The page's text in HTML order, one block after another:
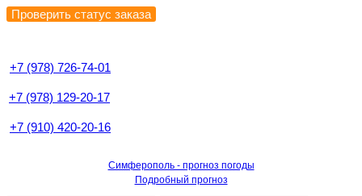
+7 (978) 726-74-01
+7 (978) 129-20-17
+7 (910) 420-20-16
Симферополь - прогноз погоды
Подробный прогноз